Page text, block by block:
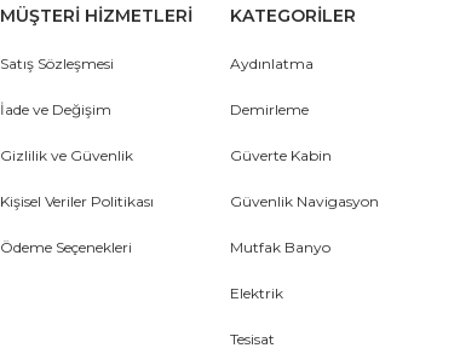
MÜŞTERİ HİZMETLERİ
Satış Sözleşmesi
İade ve Değişim
Gizlilik ve Güvenlik
Kişisel Veriler Politikası
Ödeme Seçenekleri
KATEGORİLER
Aydınlatma
Demirleme
Güverte Kabin
Güvenlik Navigasyon
Mutfak Banyo
Elektrik
Tesisat